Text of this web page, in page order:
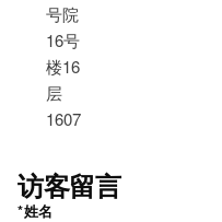
号院
16号
楼16
层
1607
访客留言
*姓名